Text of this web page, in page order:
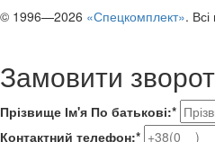
© 1996—2026 «Спецкомплект».
Замовити
Прізвище Ім'я По батькові:*
Контактний телефон:*